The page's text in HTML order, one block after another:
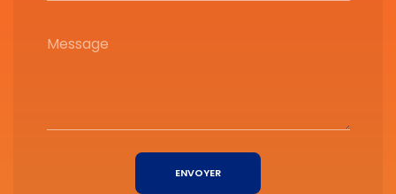
Message
ENVOYER